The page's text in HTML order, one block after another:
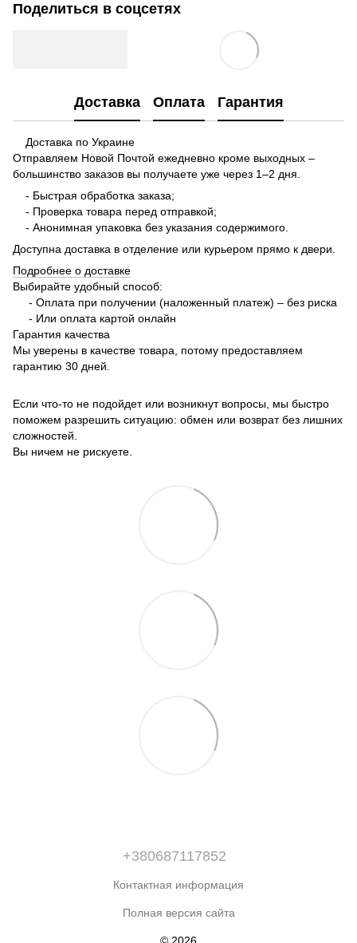
Поделиться в соцсетях
Доставка Оплата Гарантия
Доставка по Украине
Отправляем Новой Почтой ежедневно кроме выходных –
большинство заказов вы получаете уже через 1–2 дня.
- Быстрая обработка заказа;
- Проверка товара перед отправкой;
- Анонимная упаковка без указания содержимого.
Доступна доставка в отделение или курьером прямо к двери.
Подробнее о доставке
Выбирайте удобный способ:
- Оплата при получении (наложенный платеж) – без риска
- Или оплата картой онлайн
Гарантия качества
Мы уверены в качестве товара, потому предоставляем
гарантию 30 дней.
Если что-то не подойдет или возникнут вопросы, мы быстро
поможем разрешить ситуацию: обмен или возврат без лишних
сложностей.
Вы ничем не рискуете.
+380687117852
Контактная информация
Полная версия сайта
© 2026